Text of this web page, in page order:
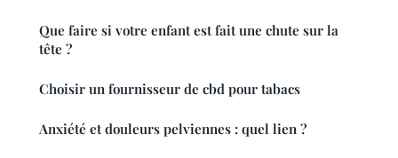
Que faire si votre enfant est fait une chute sur la
tête ?
Choisir un fournisseur de cbd pour tabacs
Anxiété et douleurs pelviennes : quel lien ?